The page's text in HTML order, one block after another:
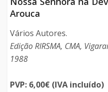
Arouca
Vários Autores.
Edição RIRSMA, CMA,
1988
PVP: 6,00€ (IVA incluído)